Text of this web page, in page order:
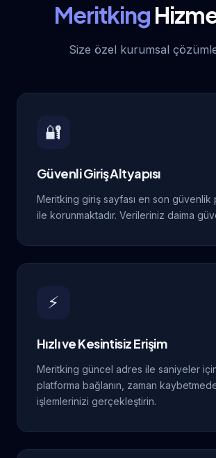
Meritking
Size özel kurumsal
🔐
Güvenli Giriş Altyapısı
Meritking giriş sayfası en son güvenlik
ile korunmaktadır. Verileriniz daima
⚡
Hızlı ve Kesintisiz Erişim
Meritking güncel adres ile saniyeler
platforma bağlanın, zaman
işlemlerinizi gerçekleştirin.